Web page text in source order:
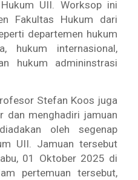
UII. Worksop ini
Fakultas Hukum dari
departemen hukum
hukum internasional,
hukum admininstrasi
Stefan Koos juga
dan menghadiri jamuan
oleh segenap
UII. Jamuan tersebut
01 Oktober 2025 di
pertemuan tersebut,